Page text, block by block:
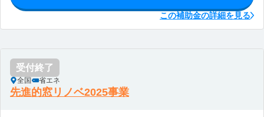
この補助金の詳細を見る
受付終了
全国 省エネ
先進的窓リノベ2025事業